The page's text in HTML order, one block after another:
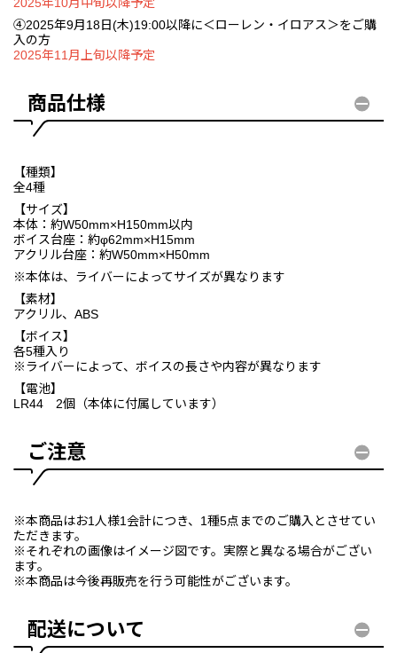
④2025年9月18日(木)19:00以降に＜ローレン・イロアス＞をご購
入の方
2025年11月上旬以降予定
商品仕様
【種類】
全4種
【サイズ】
本体：約W50mm×H150mm以内
ボイス台座：約φ62mm×H15mm
アクリル台座：約W50mm×H50mm
※本体は、ライバーによってサイズが異なります
【素材】
アクリル、ABS
【ボイス】
各5種入り
※ライバーによって、ボイスの長さや内容が異なります
【電池】
LR44 2個（本体に付属しています）
ご注意
※本商品はお1人様1会計につき、1種5点までのご購入とさせてい
ただきます。
※それぞれの画像はイメージ図です。実際と異なる場合がござい
ます。
※本商品は今後再販売を行う可能性がございます。
配送について